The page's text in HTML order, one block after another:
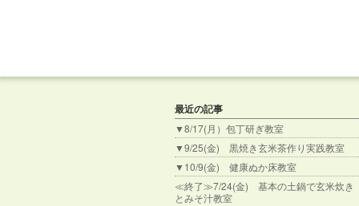
最近の記事
▼8/17(月）包丁研ぎ教室
▼9/25(金) 黒焼き玄米茶作り実践教室
▼10/9(金) 健康ぬか床教室
≪終了≫7/24(金) 基本の土鍋で玄米炊き
とみそ汁教室